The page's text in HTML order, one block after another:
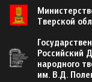
Тверской
Российский
народного
им. В.Д.